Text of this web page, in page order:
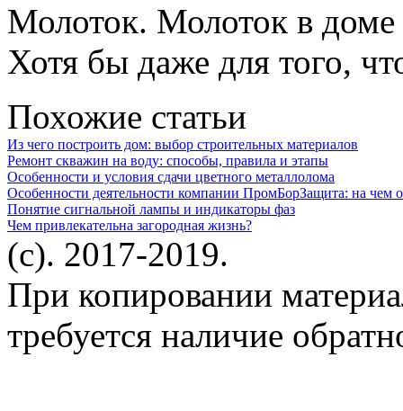
Молоток. Молоток в доме
Хотя бы даже для того,
Похожие статьи
Из чего построить дом: выбор строительных материалов
Ремонт скважин на воду: способы, правила и этапы
Особенности и условия сдачи цветного металлолома
Особенности деятельности компании ПромБорЗащита: на чем
Понятие сигнальной лампы и индикаторы фаз
Чем привлекательна загородная жизнь?
(c). 2017-2019.
При копировании
требуется наличие